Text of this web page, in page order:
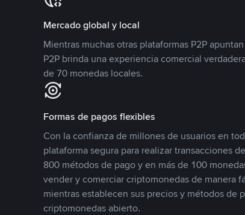
Mercado global y local
Mientras muchas otras plataformas P2P
P2P brinda una experiencia comercial
de 70 monedas locales.
Formas de pagos flexibles
Con la confianza de millones de usuarios en
plataforma segura para realizar transacciones
800 métodos de pago y en más de 100
vender y comerciar criptomonedas de manera
mientras establecen sus precios y métodos de
criptomonedas abierto.